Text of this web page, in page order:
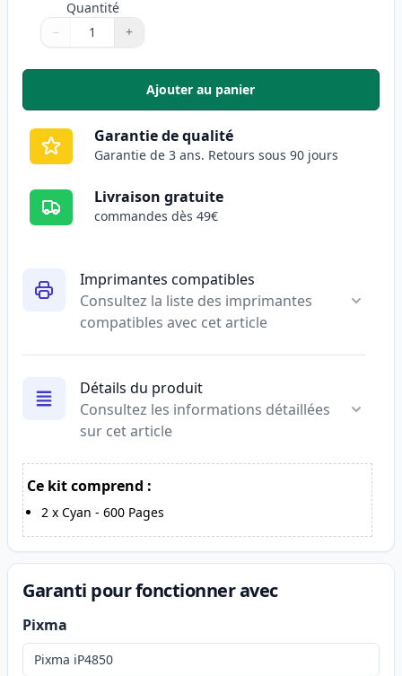
Imprimantes compatibles
Consultez la liste des imprimantes
compatibles avec cet article
Détails du produit
Consultez les informations détaillées
sur cet article
Ce kit comprend :
2 x Cyan - 600 Pages
Quantité
Quantité
Utilisez les boutons pour ajuster
− +
Quantité
Ajouter au panier
,Pack de 2 Canon CLI-526C
Garantie de qualité
Garantie de 3 ans. Retours sous 90 jours
Livraison gratuite
commandes dès 49€
Garanti pour fonctionner avec
Pixma
Pixma iP4850